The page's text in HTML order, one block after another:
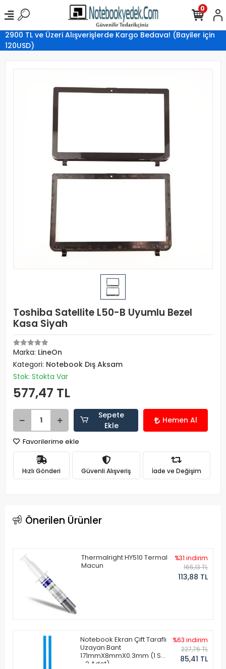
2900 TL ve Üzeri Alışverişlerde Kargo Bedava! (Bayiler için
120USD)
0
Toshiba Satellite L50-B Uyumlu Bezel
Kasa Siyah
Marka: LineOn
Kategori: Notebook Dış Aksam
Stok: Stokta Var
577,47 TL
Sepete
Ekle
Hemen Al
Favorilerime ekle
Hızlı Gönderi Güvenli Alışveriş İade ve Değişim
Önerilen Ürünler
Thermalright HY510 Termal
Macun
%31 indirim
165,13 TL
113,88 TL
Notebook Ekran Çift Taraflı
Uzayan Bant
171mmX8mmX0.3mm (1 Set
- 2 Adet)
%63 indirim
227,76 TL
85,41 TL